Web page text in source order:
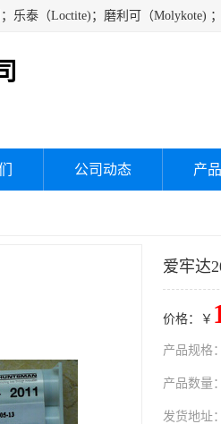
公司动态 产
爱牢达
价格：￥
产品规格：
产品数量：
发货地址：